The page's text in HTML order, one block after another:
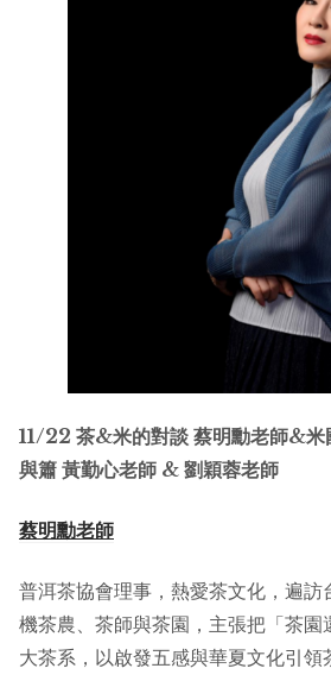
11/22 茶&米的對談 蔡明勳老師&米
與簫 黃勤心老師 & 劉穎蓉老師
蔡明勳老師
普洱茶協會理事，熱愛茶文化，遍訪
機茶農、茶師與茶園，主張把「茶園
大茶系，以啟發五感與華夏文化引領